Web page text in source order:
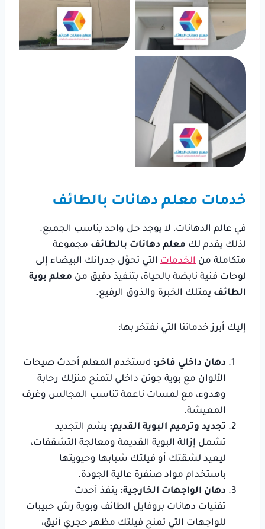
خدمات معلم دهانات بالطائف
في عالم الدهانات، لا يوجد حل واحد يناسب الجميع.
لذلك يقدم لك معلم دهانات بالطائف مجموعة
متكاملة من الخدمات التي تحوّل جدرانك البيضاء إلى
لوحات فنية نابضة بالحياة، بتنفيذ دقيق من معلم بوية
الطائف يمتلك الخبرة والذوق الرفيع.
إليك أبرز خدماتنا التي نفتخر بها:
دهان داخلي فاخر:
dستخدم المعلم أحدث صيحات
الألوان مع بوية جوتن داخلي لتمنح منزلك رحابة
وهدوء، مع لمسات ناعمة تناسب المجالس وغرف
المعيشة.
تجديد وترميم البوية القديم: يشم التجديد
تشمل إزالة البوية القديمة ومعالجة التشققات،
ليعيد لشقتك أو فيلتك شبابها وحيويتها
باستخدام مواد صنفرة عالية الجودة.
دهان الواجهات الخارجية: ينفذ أحدث
تقنيات دهانات بروفايل الطائف وبوية رش حبيبات
للواجهات التي تمنح فيلتك مظهر حجري أنيق،